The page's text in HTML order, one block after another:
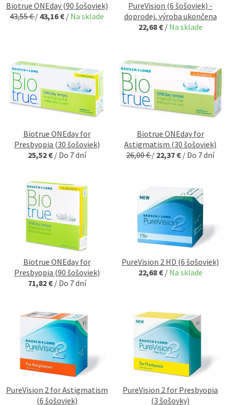
Biotrue ONEday (90 šošoviek)
43,55 €/ 43,16 € / Na sklade
PureVision (6 šošoviek) -
doprodej, výroba ukončena
22,68 € / Na sklade
Biotrue ONEday for
Presbyopia (30 šošoviek)
25,52 € / Do 7 dní
Biotrue ONEday for
Astigmatism (30 šošoviek)
26,00 €/ 22,37 € / Do 7 dní
Biotrue ONEday for
Presbyopia (90 šošoviek)
71,82 € / Do 7 dní
PureVision 2 HD (6 šošoviek)
22,68 € / Na sklade
PureVision 2 for Astigmatism
(6 šošoviek)
PureVision 2 for Presbyopia
(3 šošovky)